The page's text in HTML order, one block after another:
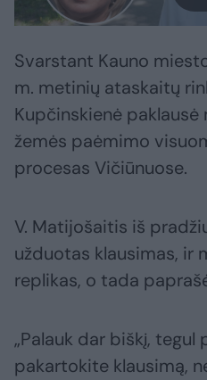
Svarstant Kauno
m. metinių ataskaitų
Kupčinskienė
žemės paėmimo
procesas Vičiūnuose.
V. Matijošaitis iš
užduotas klausimas, ir
replikas, o tada
„Palauk dar biškį, tegul
pakartokite klausimą,